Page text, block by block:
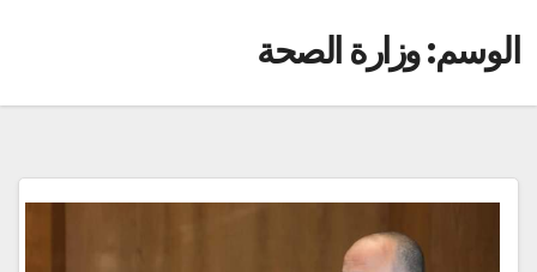
الوسم:وزارة الصحة